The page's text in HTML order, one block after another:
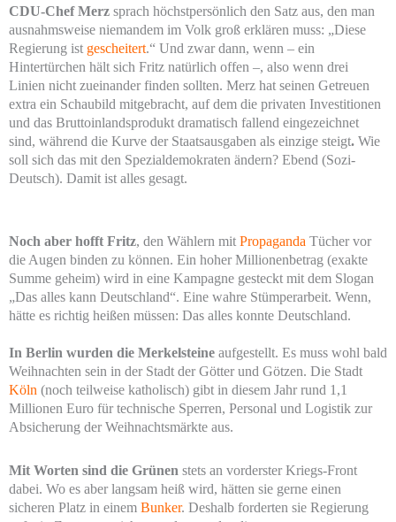
CDU-Chef Merz sprach höchstpersönlich den Satz aus, den man
ausnahmsweise niemandem im Volk groß erklären muss: „Diese
Regierung ist gescheitert.“ Und zwar dann, wenn – ein
Hintertürchen hält sich Fritz natürlich offen –, also wenn drei
Linien nicht zueinander finden sollten. Merz hat seinen Getreuen
extra ein Schaubild mitgebracht, auf dem die privaten Investitionen
und das Bruttoinlandsprodukt dramatisch fallend eingezeichnet
sind, während die Kurve der Staatsausgaben als einzige steigt. Wie
soll sich das mit den Spezialdemokraten ändern? Ebend (Sozi-
Deutsch). Damit ist alles gesagt.
Noch aber hofft Fritz, den Wählern mit Propaganda Tücher vor
die Augen binden zu können. Ein hoher Millionenbetrag (exakte
Summe geheim) wird in eine Kampagne gesteckt mit dem Slogan
„Das alles kann Deutschland“. Eine wahre Stümperarbeit. Wenn,
hätte es richtig heißen müssen: Das alles konnte Deutschland.
In Berlin wurden die Merkelsteine aufgestellt. Es muss wohl bald
Weihnachten sein in der Stadt der Götter und Götzen. Die Stadt
Köln (noch teilweise katholisch) gibt in diesem Jahr rund 1,1
Millionen Euro für technische Sperren, Personal und Logistik zur
Absicherung der Weihnachtsmärkte aus.
Mit Worten sind die Grünen stets an vorderster Kriegs-Front
dabei. Wo es aber langsam heiß wird, hätten sie gerne einen
sicheren Platz in einem Bunker. Deshalb forderten sie Regierung